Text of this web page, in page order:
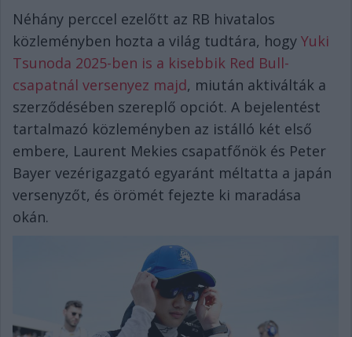
Néhány perccel ezelőtt az RB hivatalos
közleményben hozta a világ tudtára, hogy Yuki
Tsunoda 2025-ben is a kisebbik Red Bull-
csapatnál versenyez majd, miután aktiválták a
szerződésében szereplő opciót. A bejelentést
tartalmazó közleményben az istálló két első
embere, Laurent Mekies csapatfőnök és Peter
Bayer vezérigazgató egyaránt méltatta a japán
versenyzőt, és örömét fejezte ki maradása
okán.